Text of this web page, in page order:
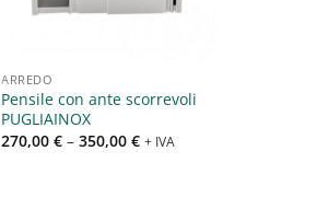
ARREDO
Pensile con ante scorrevoli
PUGLIAINOX
270,00€ –350,00€ + IVA